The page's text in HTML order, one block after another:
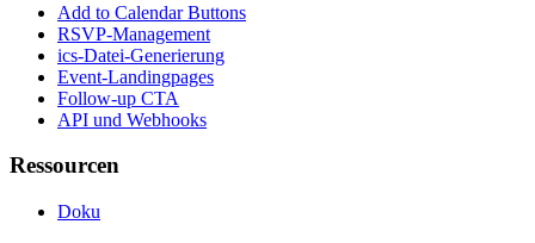
Add to Calendar Buttons
RSVP-Management
ics-Datei-Generierung
Event-Landingpages
Follow-up CTA
API und Webhooks
Ressourcen
Doku